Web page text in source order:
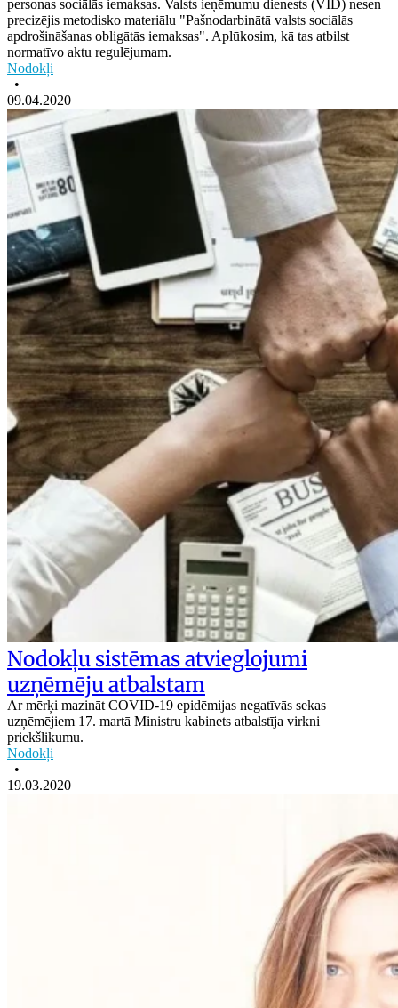
personas sociālās iemaksas. Valsts ieņēmumu dienests (VID) nesen
precizējis metodisko materiālu "Pašnodarbinātā valsts sociālās
apdrošināšanas obligātās iemaksas". Aplūkosim, kā tas atbilst
normatīvo aktu regulējumam.
Nodokļi
•
09.04.2020
Nodokļu sistēmas atvieglojumi
uzņēmēju atbalstam
Ar mērķi mazināt COVID-19 epidēmijas negatīvās sekas
uzņēmējiem 17. martā Ministru kabinets atbalstīja virkni
priekšlikumu.
Nodokļi
•
19.03.2020